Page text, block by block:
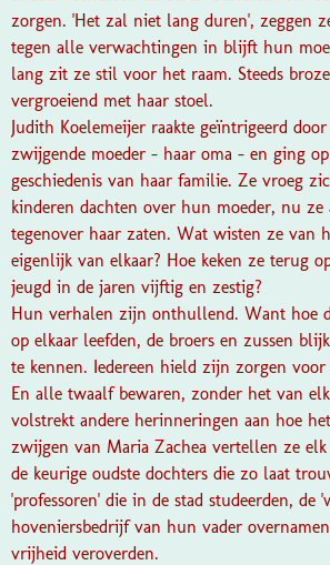
zorgen. 'Het zal niet lang duren', zeggen
tegen alle verwachtingen in blijft hun
lang zit ze stil voor het raam. Steeds
vergroeiend met haar stoel.
Judith Koelemeijer raakte geïntrigeerd
zwijgende moeder - haar oma - en ging
geschiedenis van haar familie. Ze vroeg
kinderen dachten over hun moeder, nu ze
tegenover haar zaten. Wat wisten ze van
eigenlijk van elkaar? Hoe keken ze terug
jeugd in de jaren vijftig en zestig?
Hun verhalen zijn onthullend. Want hoe
op elkaar leefden, de broers en zussen
te kennen. Iedereen hield zijn zorgen
En alle twaalf bewaren, zonder het van
volstrekt andere herinneringen aan hoe
zwijgen van Maria Zachea vertellen ze
de keurige oudste dochters die zo laat
'professoren' die in de stad studeerden, de
hoveniersbedrijf van hun vader
vrijheid veroverden.